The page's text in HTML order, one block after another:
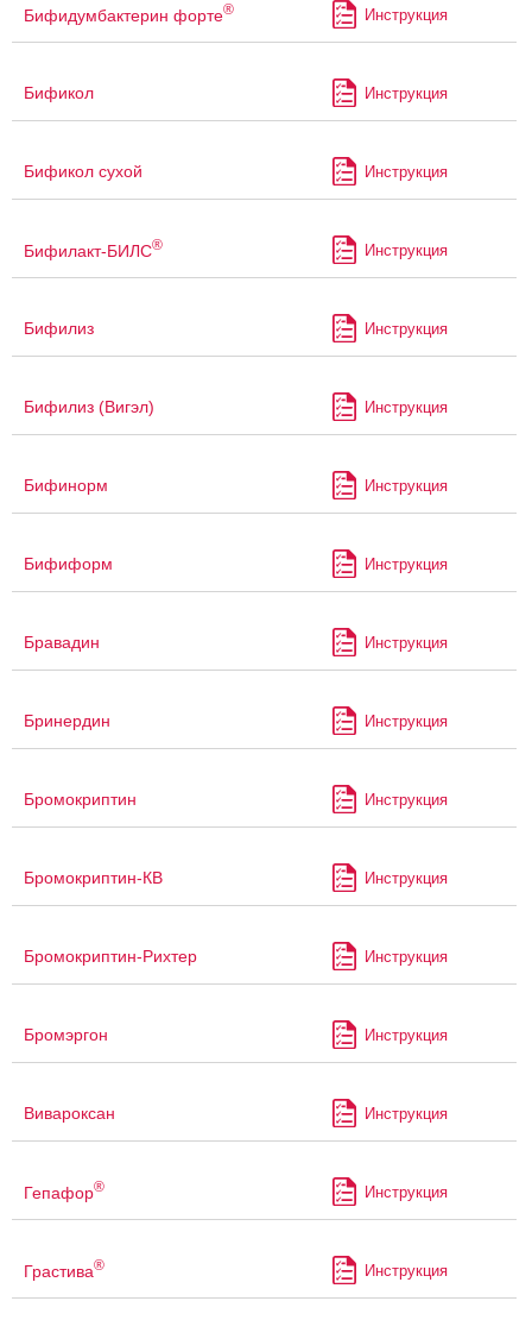
Бифидумбактерин форте® Инструкция
Бификол Инструкция
Бификол сухой Инструкция
Бифилакт-БИЛС® Инструкция
Бифилиз Инструкция
Бифилиз (Вигэл) Инструкция
Бифинорм Инструкция
Бифиформ Инструкция
Бравадин Инструкция
Бринердин Инструкция
Бромокриптин Инструкция
Бромокриптин-КВ Инструкция
Бромокриптин-Рихтер Инструкция
Бромэргон Инструкция
Вивароксан Инструкция
Гепафор® Инструкция
Грастива® Инструкция